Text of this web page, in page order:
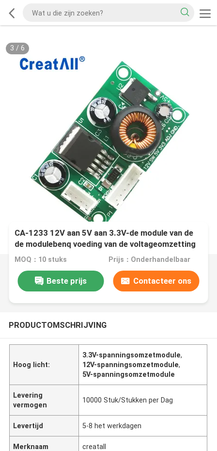
3 / 6
CA-1233 12V aan 5V aan 3.3V-de module van de
de modulebenq voeding van de voltageomzetting
MOQ：10 stuks Prijs：Onderhandelbaar
Beste prijs Contacteer ons
PRODUCTOMSCHRIJVING
Hoog licht:
3.3V-spanningsomzetmodule,
12V-spanningsomzetmodule,
5V-spanningsomzetmodule
Levering
vermogen
10000 Stuk/Stukken per Dag
Levertijd 5-8 het werkdagen
Merknaam creatall